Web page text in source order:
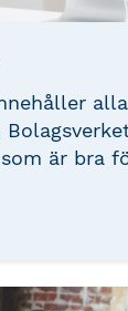
alla
är bra